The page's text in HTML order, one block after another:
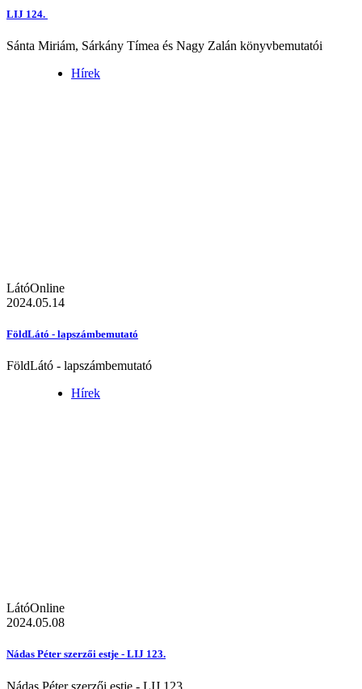
LIJ 124.
Sánta Miriám, Sárkány Tímea és Nagy Zalán könyvbemutatói
Hírek
LátóOnline
2024.05.14
FöldLátó - lapszámbemutató
FöldLátó - lapszámbemutató
Hírek
LátóOnline
2024.05.08
Nádas Péter szerzői estje - LIJ 123.
Nádas Péter szerzői estje - LIJ 123.